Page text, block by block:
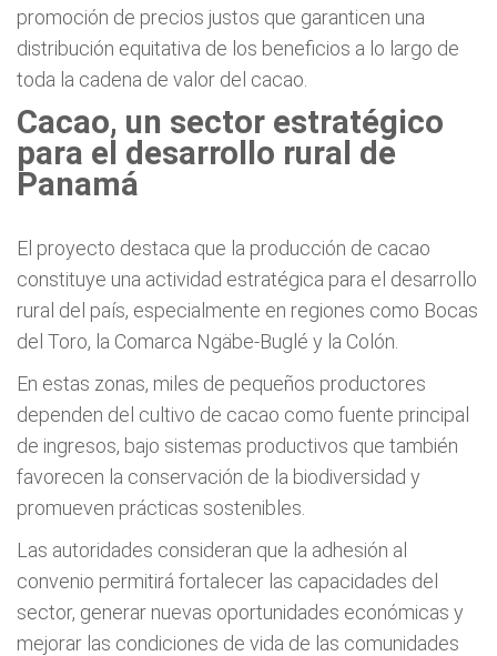
promoción de precios justos que garanticen una
distribución equitativa de los beneficios a lo largo de
toda la cadena de valor del cacao.
Cacao, un sector estratégico
para el desarrollo rural de
Panamá
El proyecto destaca que la producción de cacao
constituye una actividad estratégica para el desarrollo
rural del país, especialmente en regiones como Bocas
del Toro, la Comarca Ngäbe-Buglé y la Colón.
En estas zonas, miles de pequeños productores
dependen del cultivo de cacao como fuente principal
de ingresos, bajo sistemas productivos que también
favorecen la conservación de la biodiversidad y
promueven prácticas sostenibles.
Las autoridades consideran que la adhesión al
convenio permitirá fortalecer las capacidades del
sector, generar nuevas oportunidades económicas y
mejorar las condiciones de vida de las comunidades